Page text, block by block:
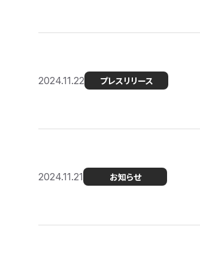
2024.11.22 プレスリリース
2024.11.21 お知らせ